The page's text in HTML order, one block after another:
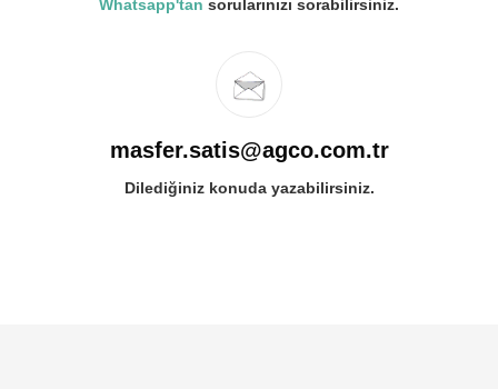
Whatsapp'tan sorularınızı sorabilirsiniz.
masfer.satis@agco.com.tr
Dilediğiniz konuda yazabilirsiniz.